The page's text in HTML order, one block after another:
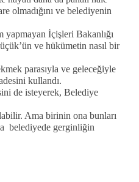
olmadığını ve belediyenin
İçişleri Bakanlığı
ve hükümetin nasıl bir
parasıyla ve geleceğiyle
kullandı.
de isteyerek, Belediye
Ama birinin ona bunları
belediyede gerginliğin